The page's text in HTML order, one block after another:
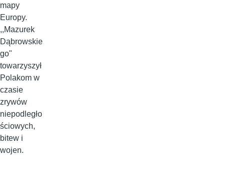
mapy
Europy.
,,Mazurek
Dąbrowskie
go"
towarzyszył
Polakom w
czasie
zrywów
niepodległo
ściowych,
bitew i
wojen.